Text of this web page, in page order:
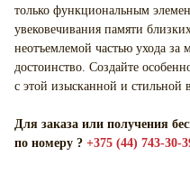
только функциональным
увековечивания памяти
неотъемлемой частью ухода за
достоинство. Создайте
с этой изысканной и стильной
Для заказа или получения
по номеру ? +375 (44) 743-30-